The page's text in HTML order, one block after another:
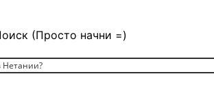
(Просто начни =)